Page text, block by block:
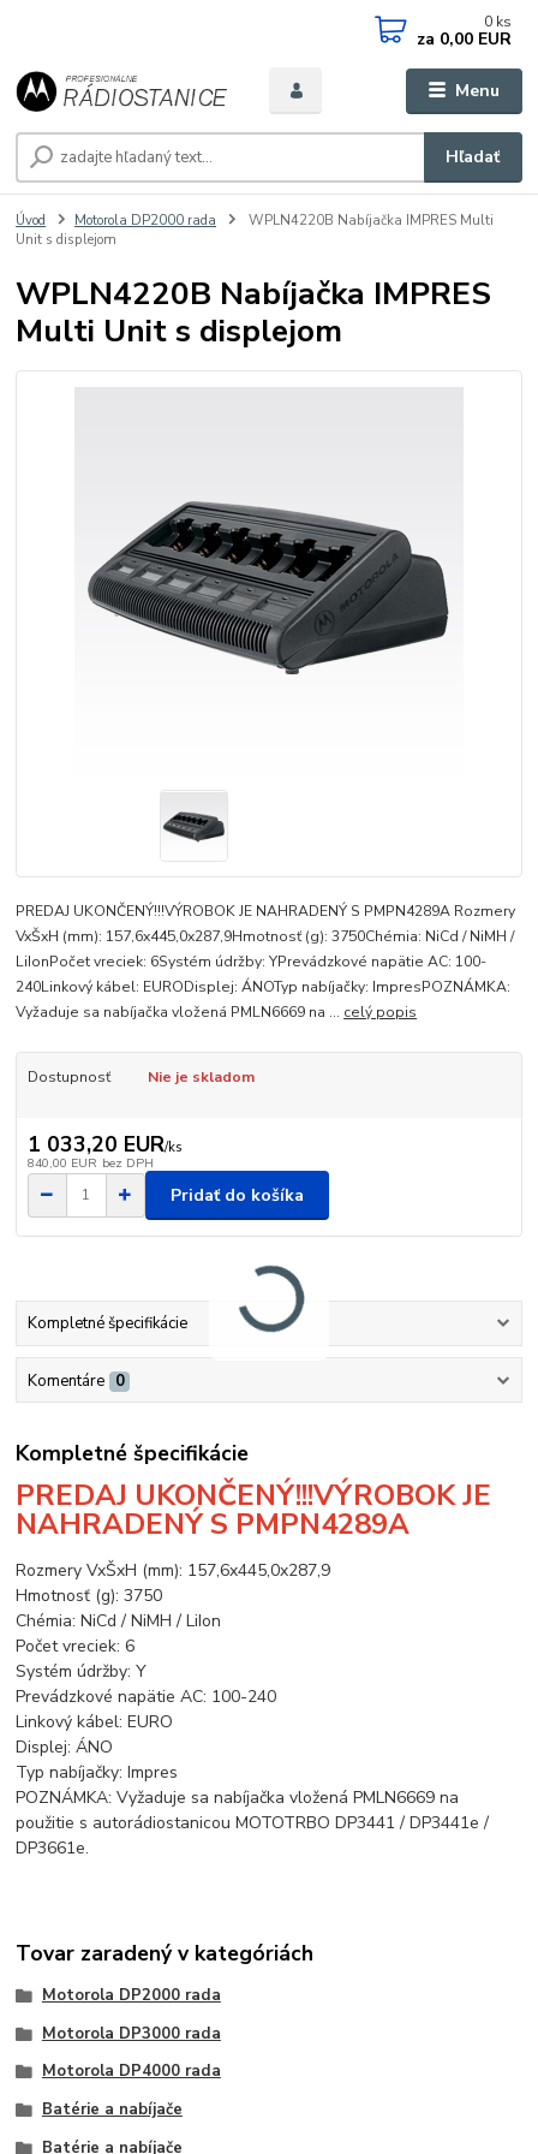
Menu
Hľadať
0 ks
za 0,00 EUR
Úvod Motorola DP2000 rada
WPLN4220B Nabíjačka IMPRES Multi
Unit s displejom
WPLN4220B Nabíjačka IMPRES
Multi Unit s displejom
PREDAJ UKONČENÝ!!!VÝROBOK JE NAHRADENÝ S PMPN4289A Rozmery
VxŠxH (mm): 157,6x445,0x287,9Hmotnosť (g): 3750Chémia: NiCd / NiMH /
LiIonPočet vreciek: 6Systém údržby: YPrevádzkové napätie AC: 100-
240Linkový kábel: EURODisplej: ÁNOTyp nabíjačky: ImpresPOZNÁMKA:
Vyžaduje sa nabíjačka vložená PMLN6669 na ... celý popis
Dostupnosť Nie je skladom
1 033,20 EUR/ks
840,00 EUR bez DPH
Pridať do košíka
Kompletné špecifikácie
Komentáre 0
Kompletné špecifikácie
PREDAJ UKONČENÝ!!!VÝROBOK JE
NAHRADENÝ S PMPN4289A
Rozmery VxŠxH (mm): 157,6x445,0x287,9
Hmotnosť (g): 3750
Chémia: NiCd / NiMH / LiIon
Počet vreciek: 6
Systém údržby: Y
Prevádzkové napätie AC: 100-240
Linkový kábel: EURO
Displej: ÁNO
Typ nabíjačky: Impres
POZNÁMKA: Vyžaduje sa nabíjačka vložená PMLN6669 na
použitie s autorádiostanicou MOTOTRBO DP3441 / DP3441e /
DP3661e.
Tovar zaradený v kategóriách
Motorola DP2000 rada
Motorola DP3000 rada
Motorola DP4000 rada
Batérie a nabíjače
Batérie a nabíjače